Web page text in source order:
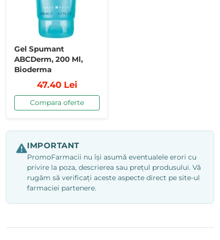
Gel Spumant
ABCDerm, 200 Ml,
Bioderma
47.40 Lei
Compara oferte
IMPORTANT
PromoFarmacii nu își asumă eventualele erori cu
privire la poza, descrierea sau prețul produsului. Vă
rugăm să verificați aceste aspecte direct pe site-ul
farmaciei partenere.